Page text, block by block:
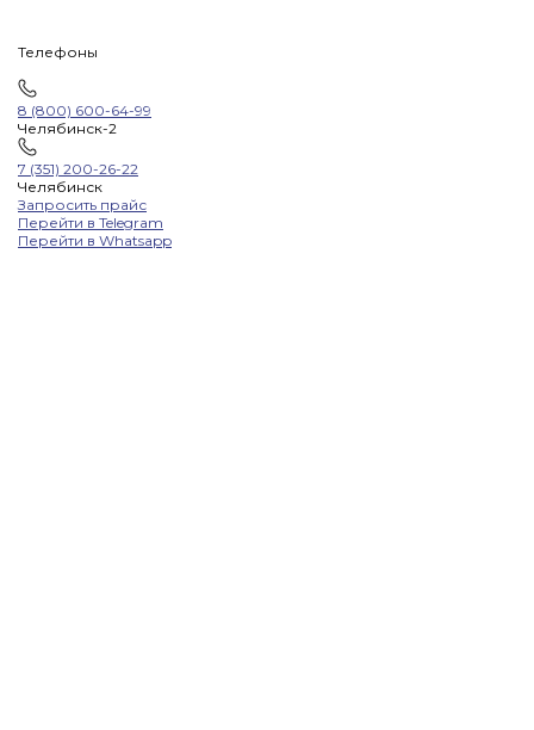
Телефоны
8 (800) 600-64-99
Челябинск-2
7 (351) 200-26-22
Челябинск
Запросить прайс
Перейти в Telegram
Перейти в Whatsapp